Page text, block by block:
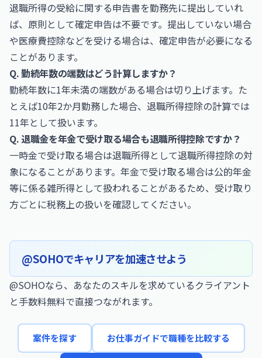
退職所得の受給に関する申告書を勤務先に提出していれ
ば、原則として確定申告は不要です。提出していない場合
や医療費控除などを受ける場合は、確定申告が必要になる
ことがあります。
Q. 勤続年数の端数はどう計算しますか？
勤続年数に1年未満の端数がある場合は切り上げます。た
とえば10年2か月勤務した場合、退職所得控除の計算では
11年として扱います。
Q. 退職金を年金で受け取る場合も退職所得控除ですか？
一時金で受け取る場合は退職所得として退職所得控除の対
象になることがあります。年金で受け取る場合は公的年金
等に係る雑所得として扱われることがあるため、受け取り
方ごとに税務上の扱いを確認してください。
@SOHOでキャリアを加速させよう
@SOHOなら、あなたのスキルを求めているクライアント
と手数料無料で直接つながれます。
案件を探す お仕事ガイドで職種を比較する